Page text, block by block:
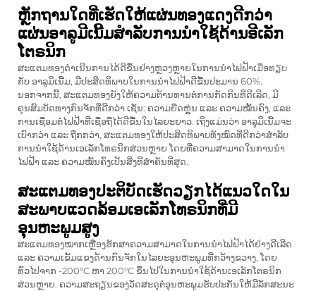
ຫຼັກຖານໃດທີ່ເຮັດໃຫ້ແຜ່ນທອງແດງດີກວ່າ
ແຜ່ນອາລູມີເນີ້ມສຳລັບການນຳໃຊ້ດ້ານອີເລັກ
ໂຕຣນິກ
ສະແຕມທອງດຳເນີນການໄດ້ດີຂື້ນຢ່າງຫຼວງຫຼາຍໃນການນຳໄຟຟ້າເມື່ອທຽບ
ກັບ ອາລູມິເນີ້ມ, ມີປະສິດທິພາບໃນການນຳໄຟຟ້າດີຂື້ນປະມານ 60%.
ນອກຈາກນີ້, ສະແຕມທອງຍັງໃຫ້ຄວາມຕ້ານທານຕໍ່ການກັດກິນທີ່ດີເລີດ, ມີ
ຄຸນສົມບັດທາງກົນຈັກທີ່ດີກວ່າ ເຊັ່ນ: ຄວາມຍືດຫຼຸ່ນ ແລະ ຄວາມໝັ້ນຄົງ, ແລະ
ການເຊື່ອມຕໍ່ໄຟຟ້າທີ່ເຊື່ອຖືໄດ້ດີຂື້ນໃນໄລຍະຍາວ. ເຖິງແມ່ນວ່າ ອາລູມິເນີ້ມຈະ
ເບົາກວ່າ ແລະ ຖືກກວ່າ, ສະແຕມທອງໃຫ້ປະສິດທິພາບທັງໝົດທີ່ດີກວ່າສຳລັບ
ການນຳໃຊ້ດ້ານເອເລັກໂທຣນິກສ່ວນຫຼາຍ ໂດຍທີ່ຄວາມສາມາດໃນການນຳ
ໄຟຟ້າ ແລະ ຄວາມໝັ້ນຄົງເປັນສິ່ງທີ່ສຳຄັນທີ່ສຸດ.
ສະແຕມທອງປະຕິບັດເຮັດວຽກໄດ້ແນວໃດໃນ
ສະພາບແວດລ້ອມເອເລັກໂທຣນິກທີ່ມີ
ອຸນຫະພູມສູງ
ສະແຕມທອງໝາກເຫຼືອງຮັກສາຄວາມສາມາດໃນການນຳໄຟຟ້າໄດ້ຢ່າງດີເລີດ
ແລະ ຄວາມເຂັ້ມແຂງດ້ານກົນຈັກໃນໄລຍະອຸນຫະພູມທີ່ກວ້າງຂວາງ, ໂດຍ
ທົ່ວໄປຈາກ -200°C ຫາ 200°C ຂຶ້ນໄປໃນການນຳໃຊ້ດ້ານເອເລັກໂຕຣນິກ
ສ່ວນຫຼາຍ. ຄວາມສະຖຽນຂອງວັດສະດຸຕໍ່ອຸນຫະພູມຮັບປະກັນໃຫ້ມີລັກສະນະ